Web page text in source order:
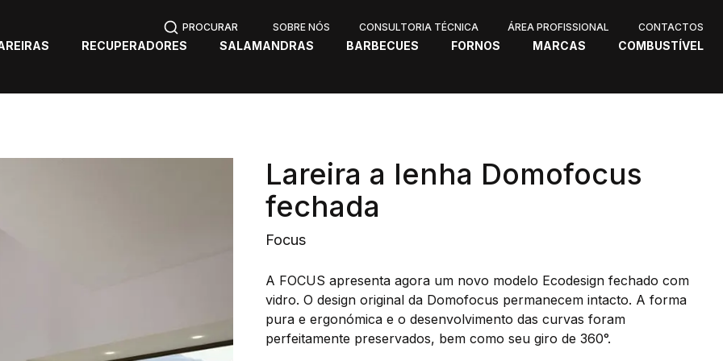
SOBRE NÓS CONSULTORIA TÉCNICA ÁREA PROFISSIONAL CONTACTOS
RECUPERADORES SALAMANDRAS BARBECUES FORNOS MARCAS COMBUSTÍVEL
Lareira a lenha Domofocus
fechada
Focus
A FOCUS apresenta agora um novo modelo Ecodesign fechado com
vidro. O design original da Domofocus permanecem intacto. A forma
pura e ergonómica e o desenvolvimento das curvas foram
perfeitamente preservados, bem como seu giro de 360°.